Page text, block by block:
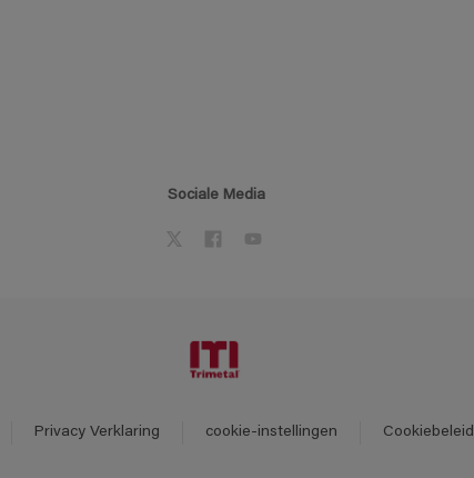
Sociale Media
Privacy Verklaring cookie-instellingen Cookiebeleid